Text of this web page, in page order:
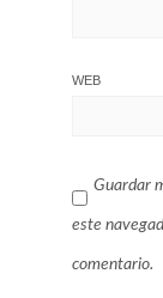
WEB
Guardar
este
comentario.